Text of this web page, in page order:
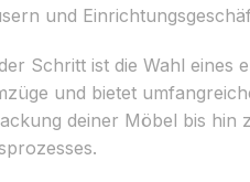
und
Schritt ist die Wahl
und bietet
deiner Möbel bis